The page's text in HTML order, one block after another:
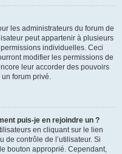
les administrateurs du forum de
peut appartenir à plusieurs
individuelles. Ceci
modifier les permissions de
leur accorder des pouvoirs
forum privé.
puis-je en rejoindre un ?
en cliquant sur le lien
de contrôle de l’utilisateur. Si
bouton approprié. Cependant,